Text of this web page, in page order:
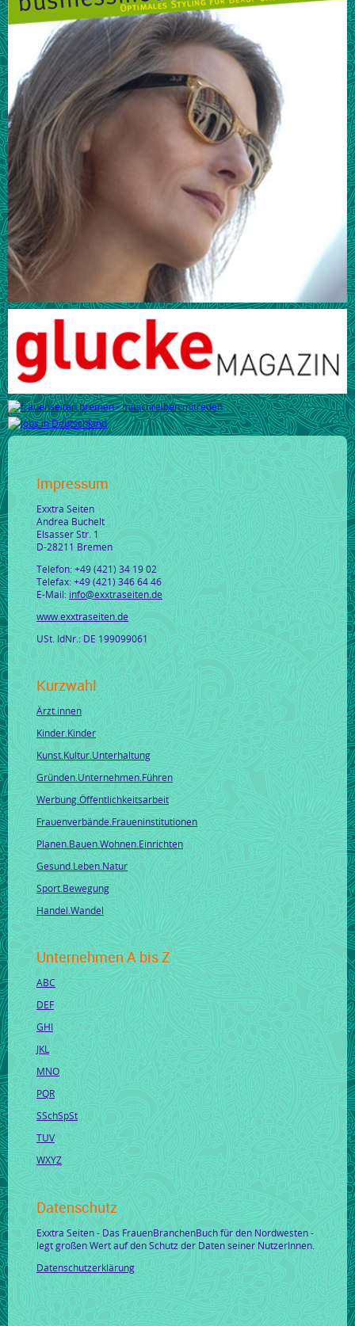
Impressum
Exxtra Seiten
Andrea Buchelt
Elsasser Str. 1
D-28211 Bremen
Telefon: +49 (421) 34 19 02
Telefax: +49 (421) 346 64 46
E-Mail: info@exxtraseiten.de
www.exxtraseiten.de
USt. IdNr.: DE 199099061
Kurzwahl
Ärzt.innen
Kinder.Kinder
Kunst.Kultur.Unterhaltung
Gründen.Unternehmen.Führen
Werbung.Öffentlichkeitsarbeit
Frauenverbände.Fraueninstitutionen
Planen.Bauen.Wohnen.Einrichten
Gesund.Leben.Natur
Sport.Bewegung
Handel.Wandel
Unternehmen A bis Z
ABC
DEF
GHI
JKL
MNO
PQR
SSchSpSt
TUV
WXYZ
Datenschutz
Exxtra Seiten - Das FrauenBranchenBuch für den Nordwesten -
legt großen Wert auf den Schutz der Daten seiner NutzerInnen.
Datenschutzerklärung